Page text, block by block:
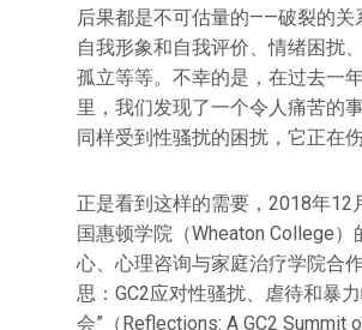
后果都是不可估量的——破裂的关
自我形象和自我评价、情绪困扰
孤立等等。不幸的是，在过去一
里，我们发现了一个令人痛苦的
同样受到性骚扰的困扰，它正在
正是看到这样的需要，2018年12
国惠顿学院（Wheaton College）
心、心理咨询与家庭治疗学院合
思：GC2应对性骚扰、虐待和暴
会”（Reflections: A GC2 Summit